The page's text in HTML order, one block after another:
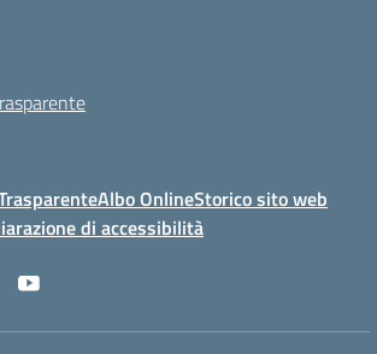
Albo OnlineStorico sito web
di accessibilità